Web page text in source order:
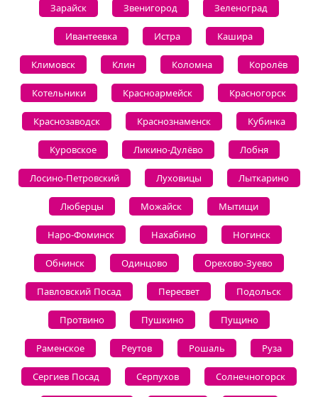
Зарайск Звенигород Зеленоград
Ивантеевка Истра Кашира
Климовск Клин Коломна Королёв
Котельники Красноармейск Красногорск
Краснозаводск Краснознаменск Кубинка
Куровское Ликино-Дулёво Лобня
Лосино-Петровский Луховицы Лыткарино
Люберцы Можайск Мытищи
Наро-Фоминск Нахабино Ногинск
Обнинск Одинцово Орехово-Зуево
Павловский Посад Пересвет Подольск
Протвино Пушкино Пущино
Раменское Реутов Рошаль Руза
Сергиев Посад Серпухов Солнечногорск